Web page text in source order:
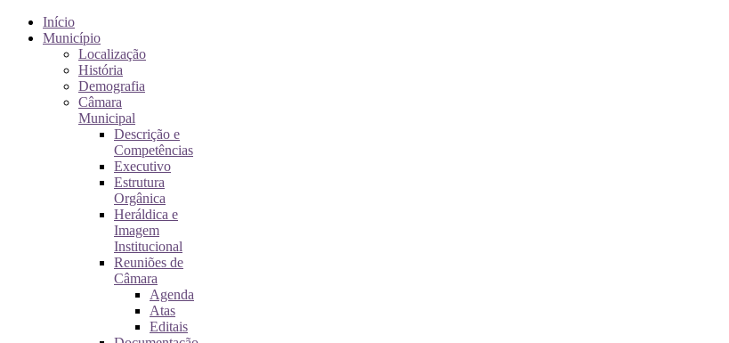
Início
Município
Localização
História
Demografia
Câmara
Municipal
Descrição e
Competências
Executivo
Estrutura
Orgânica
Heráldica e
Imagem
Institucional
Reuniões de
Câmara
Agenda
Atas
Editais